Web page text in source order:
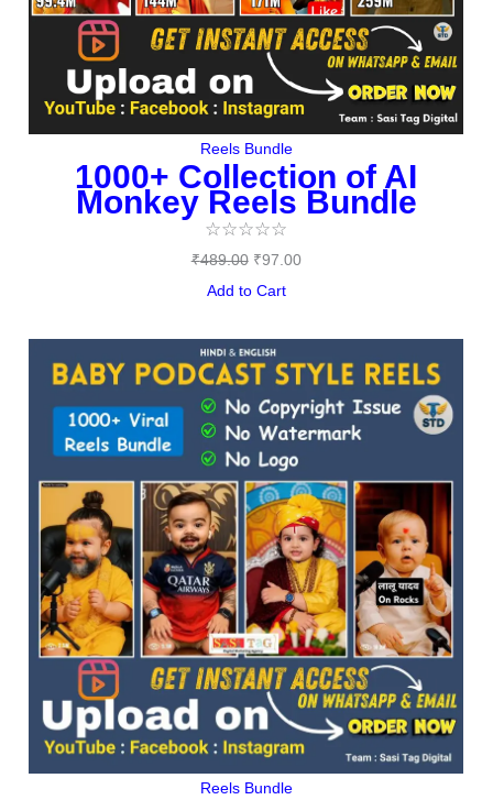
Reels Bundle
1000+ Collection of AI
Monkey Reels Bundle
☆☆☆☆☆
₹489.00 ₹97.00
Add to Cart
Reels Bundle
Original
price
was:
₹487.00.
price
is:
₹149.00.